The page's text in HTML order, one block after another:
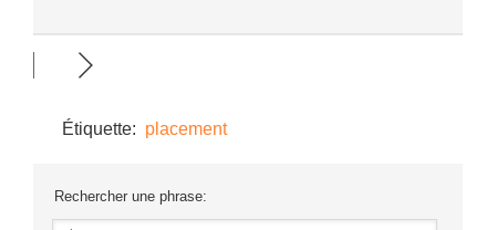
Étiquette: placement
Rechercher une phrase: